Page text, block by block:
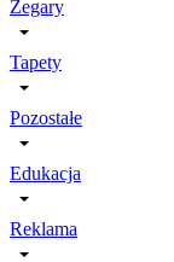
Zegary
Tapety
Pozostałe
Edukacja
Reklama